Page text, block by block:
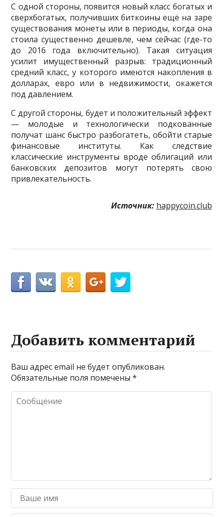
С одной стороны, появится новый класс богатых и
сверхбогатых, получивших биткоины ещё на заре
существования монеты или в периоды, когда она
стоила существенно дешевле, чем сейчас (где-то
до 2016 года включительно). Такая ситуация
усилит имущественный разрыв: традиционный
средний класс, у которого имеются накопления в
долларах, евро или в недвижимости, окажется
под давлением.
С другой стороны, будет и положительный эффект
— молодые и технологически подкованные
получат шанс быстро разбогатеть, обойти старые
финансовые институты. Как следствие
классические инструменты вроде облигаций или
банковских депозитов могут потерять свою
привлекательность.
Источник: happycoin.club
Добавить комментарий
Ваш адрес email не будет опубликован.
Обязательные поля помечены*